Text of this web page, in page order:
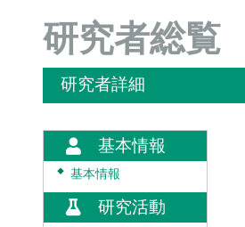
研究者総覧
研究者詳細
基本情報
◆ 基本情報
研究活動